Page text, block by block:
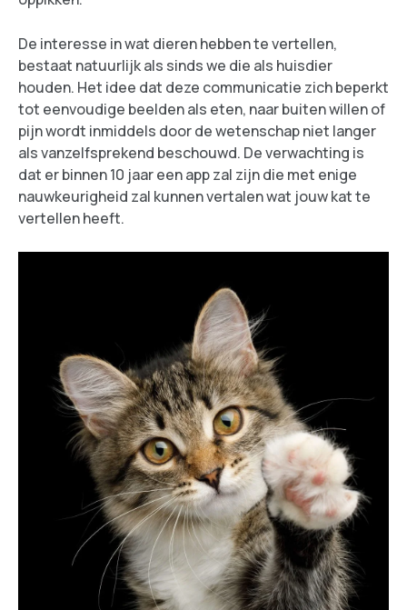
De interesse in wat dieren hebben te vertellen,
bestaat natuurlijk als sinds we die als huisdier
houden. Het idee dat deze communicatie zich beperkt
tot eenvoudige beelden als eten, naar buiten willen of
pijn wordt inmiddels door de wetenschap niet langer
als vanzelfsprekend beschouwd. De verwachting is
dat er binnen 10 jaar een app zal zijn die met enige
nauwkeurigheid zal kunnen vertalen wat jouw kat te
vertellen heeft.